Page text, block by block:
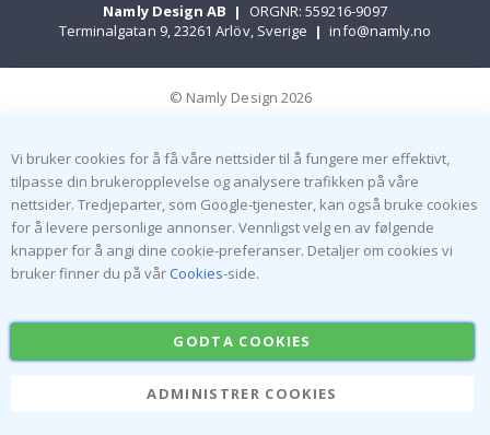
Namly Design AB |
ORGNR: 559216-9097
Terminalgatan 9, 23261 Arlöv, Sverige | info@namly.no
© Namly Design 2026
Vi bruker cookies for å få våre nettsider til å fungere mer effektivt,
tilpasse din brukeropplevelse og analysere trafikken på våre
nettsider. Tredjeparter, som Google-tjenester, kan også bruke cookies
for å levere personlige annonser. Vennligst velg en av følgende
knapper for å angi dine cookie-preferanser. Detaljer om cookies vi
bruker finner du på vår Cookies-side.
GODTA COOKIES
ADMINISTRER COOKIES